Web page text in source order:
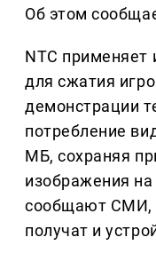
Об этом
NTC применяет
для сжатия
демонстрации
потребление
МБ, сохраняя
изображения
сообщают СМИ,
получат и